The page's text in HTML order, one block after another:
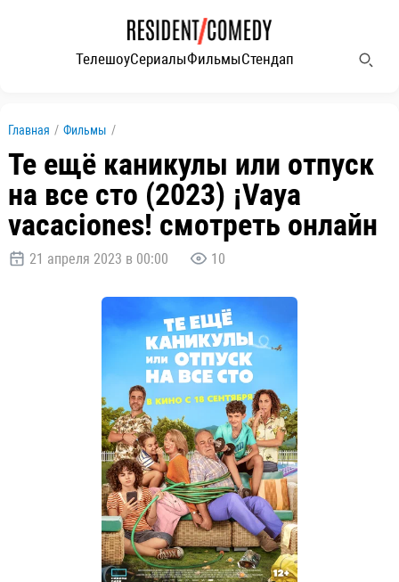
ТелешоуСериалыФильмыСтендап
Главная / Фильмы /
Те ещё каникулы или отпуск
на все сто (2023) ¡Vaya
vacaciones! смотреть онлайн
21 апреля 2023 в 00:00 10